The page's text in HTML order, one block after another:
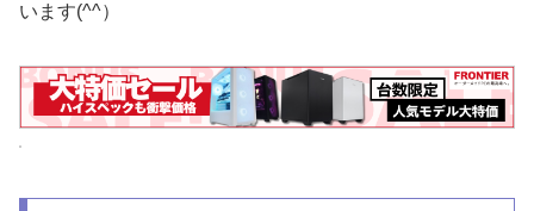
います(^^）